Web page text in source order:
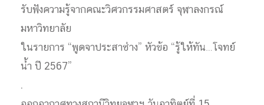
รับฟังความรู้จากคณะวิศวกรรมศาสตร์ จุฬาลงกรณ์
มหาวิทยาลัย
ในรายการ “พูดจาประสาช่าง” หัวข้อ “รู้ให้ทัน…โจทย์
น้ำ ปี 2567”
.